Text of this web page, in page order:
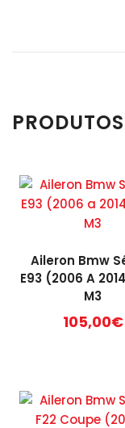
Aileron Bmw
E93 (2006 A
M3
105,00€